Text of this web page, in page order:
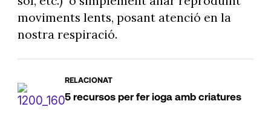
moviments lents, posant atenció en la
nostra respiració.
RELACIONAT
5 recursos per fer ioga amb criatures